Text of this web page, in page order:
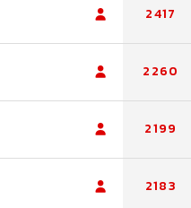
2417
2260
2199
2183